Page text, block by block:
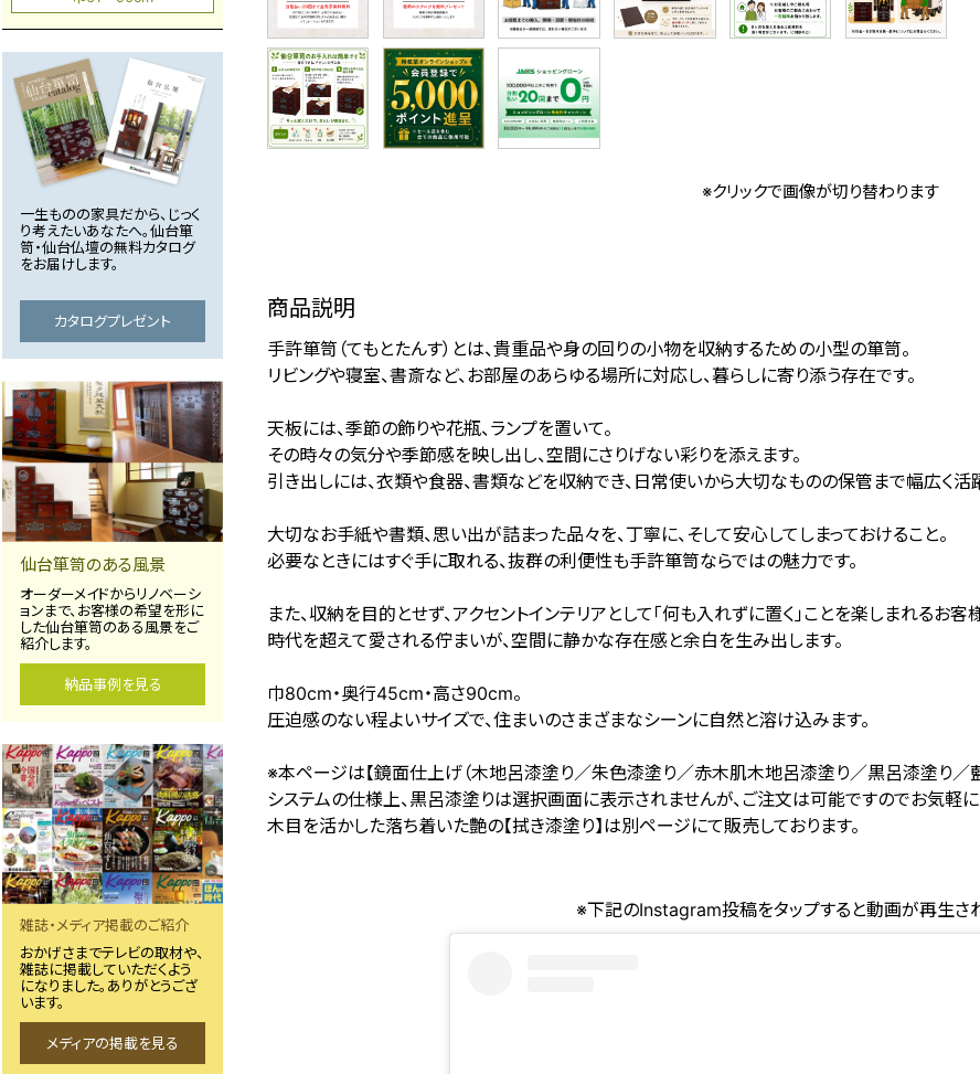
※クリックで画像が切り替わります
商品説明
手許箪笥（てもとたんす）とは、貴重品や身の回りの小物を収納するための小型の箪笥。
リビングや寝室、書斎など、お部屋のあらゆる場所に対応し、暮らしに寄り添う存在です。
天板には、季節の飾りや花瓶、ランプを置いて。
その時々の気分や季節感を映し出し、空間にさりげない彩りを添えます。
引き出しには、衣類や食器、書類などを収納でき、日常使いから大切なものの保管まで幅広く活
大切なお手紙や書類、思い出が詰まった品々を、丁寧に、そして安心してしまっておけること。
必要なときにはすぐ手に取れる、抜群の利便性も手許箪笥ならではの魅力です。
また、収納を目的とせず、アクセントインテリアとして「何も入れずに置く」ことを楽しまれるお客
時代を超えて愛される佇まいが、空間に静かな存在感と余白を生み出します。
巾80cm・奥行45cm・高さ90cm。
圧迫感のない程よいサイズで、住まいのさまざまなシーンに自然と溶け込みます。
※本ページは【鏡面仕上げ（木地呂漆塗り／朱色漆塗り／赤木肌木地呂漆塗り／黒呂漆塗り／藍
システムの仕様上、黒呂漆塗りは選択画面に表示されませんが、ご注文は可能ですのでお気軽に
木目を活かした落ち着いた艶の【拭き漆塗り】は別ページにて販売しております。
※下記のInstagram投稿をタップすると動画が再生さ
一生ものの家具だから、じっく
り考えたいあなたへ。仙台箪
笥・仙台仏壇の無料カタログ
をお届けします。
カタログプレゼント
仙台箪笥のある風景
オーダーメイドからリノベーシ
ョンまで、お客様の希望を形に
した仙台箪笥のある風景をご
紹介します。
納品事例を見る
雑誌・メディア掲載のご紹介
おかげさまでテレビの取材や、
雑誌に掲載していただくよう
になりました。ありがとうござ
います。
メディアの掲載を見る